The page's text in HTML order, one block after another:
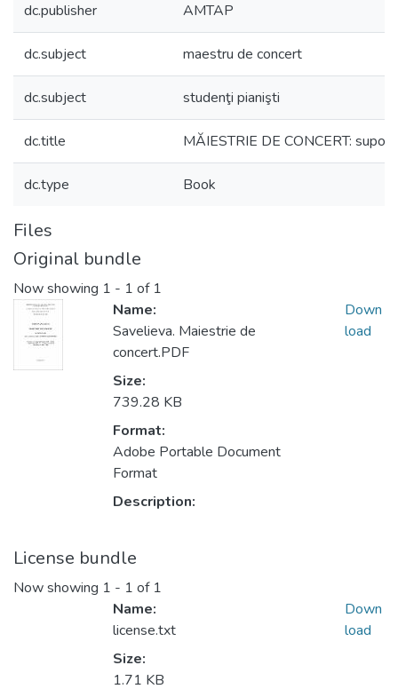
dc.publisher AMTAP
dc.subject maestru de concert
dc.subject studenţi pianişti
dc.title MĂIESTRIE DE CONCERT:
dc.type Book
Files
Original bundle
Now showing 1 - 1 of 1
Name:
Savelieva. Maiestrie de
concert.PDF
Size:
739.28 KB
Format:
Adobe Portable Document
Format
Description:
Down
load
License bundle
Now showing 1 - 1 of 1
Name:
license.txt
Size:
1.71 KB
Down
load